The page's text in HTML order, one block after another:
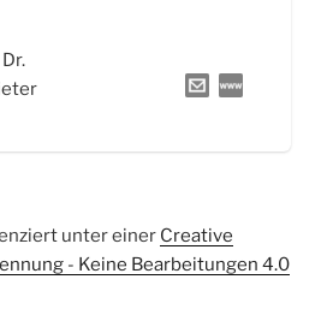
unter einer Creative
- Keine Bearbeitungen 4.0